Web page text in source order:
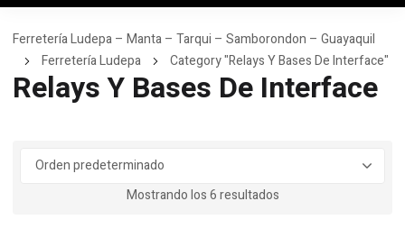
Ferretería Ludepa – Manta – Tarqui – Samborondon – Guayaquil
Ferretería Ludepa
Category "Relays Y Bases De Interface"
Relays Y Bases De Interface
Mostrando los 6 resultados